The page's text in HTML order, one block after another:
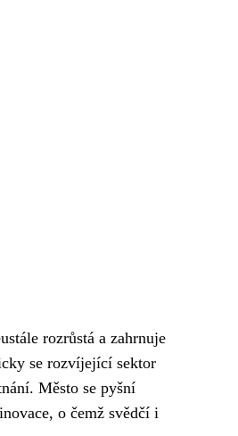
rozrůstá a zahrnuje
se rozvíjející sektor
Město se pyšní
o čemž svědčí i